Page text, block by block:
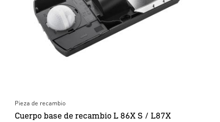
Pieza de recambio
Cuerpo base de recambio L 86X S / L87X